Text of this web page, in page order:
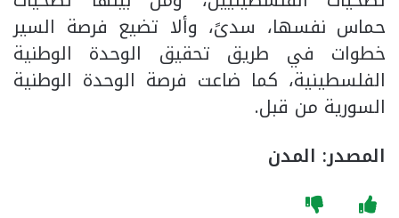
حماس نفسها، سدىً، وألا تضيع فرصة السير
خطوات في طريق تحقيق الوحدة الوطنية
الفلسطينية، كما ضاعت فرصة الوحدة الوطنية
السورية من قبل.
المصدر: المدن